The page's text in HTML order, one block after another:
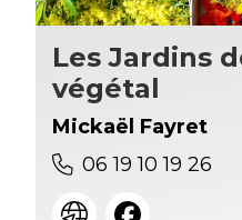
Les Jardins
végétal
Mickaël Fayret
06 19 10 19 26